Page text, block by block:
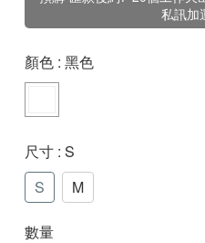
私訊加
顏色 : 黑色
尺寸 : S
S
M
數量